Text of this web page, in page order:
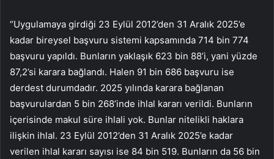
“Uygulamaya girdiği 23 Eylül 2012’den 31 Aralık 2025’e
kadar bireysel başvuru sistemi kapsamında 714 bin 774
başvuru yapıldı. Bunların yaklaşık 623 bin 88’i, yani yüzde
87,2’si karara bağlandı. Halen 91 bin 686 başvuru ise
derdest durumdadır. 2025 yılında karara bağlanan
başvurulardan 5 bin 268’inde ihlal kararı verildi. Bunların
içerisinde makul süre ihlali yok. Bunlar nitelikli haklara
ilişkin ihlal. 23 Eylül 2012’den 31 Aralık 2025’e kadar
verilen ihlal kararı sayısı ise 84 bin 519. Bunların da 56 bin